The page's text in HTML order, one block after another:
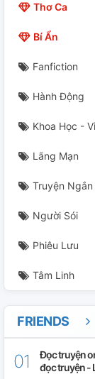
Thơ Ca
Bí Ẩn
Fanfiction
Hành Động
Khoa Học -
Lãng Mạn
Truyện Ngắn
Người Sói
Phiêu Lưu
Tâm Linh
FRIENDS
Đọc truyện
đọc truyện -